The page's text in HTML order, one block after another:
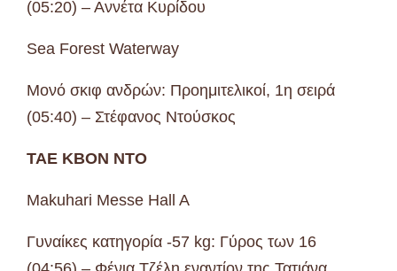
(05:20) – Αννέτα Κυρίδου
Sea Forest Waterway
Μονό σκιφ ανδρών: Προημιτελικοί, 1η σειρά
(05:40) – Στέφανος Ντούσκος
ΤΑΕ ΚΒΟΝ ΝΤΟ
Makuhari Messe Hall A
Γυναίκες κατηγορία -57 kg: Γύρος των 16